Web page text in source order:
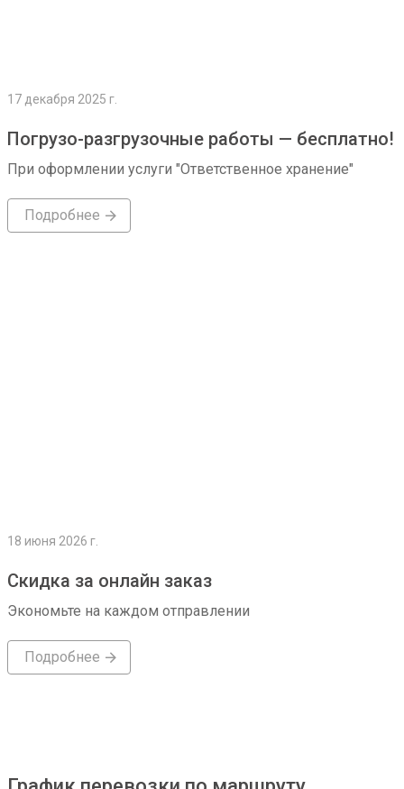
17 декабря 2025 г.
Погрузо-разгрузочные работы — бесплатно!
При оформлении услуги "Ответственное хранение"
Подробнее
18 июня 2026 г.
Скидка за онлайн заказ
Экономьте на каждом отправлении
Подробнее